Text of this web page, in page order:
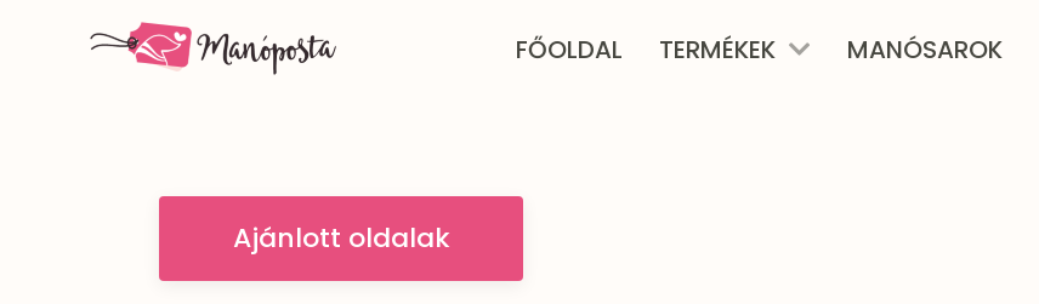
FŐOLDAL TERMÉKEK MANÓSAROK
Ajánlott oldalak